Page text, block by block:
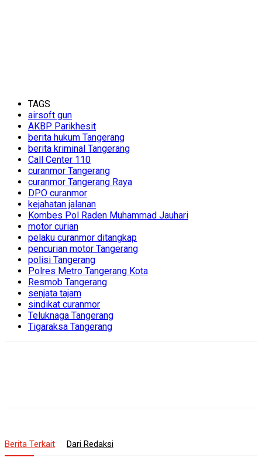
TAGS
airsoft gun
AKBP Parikhesit
berita hukum Tangerang
berita kriminal Tangerang
Call Center 110
curanmor Tangerang
curanmor Tangerang Raya
DPO curanmor
kejahatan jalanan
Kombes Pol Raden Muhammad Jauhari
motor curian
pelaku curanmor ditangkap
pencurian motor Tangerang
polisi Tangerang
Polres Metro Tangerang Kota
Resmob Tangerang
senjata tajam
sindikat curanmor
Teluknaga Tangerang
Tigaraksa Tangerang
Berita Terkait Dari Redaksi